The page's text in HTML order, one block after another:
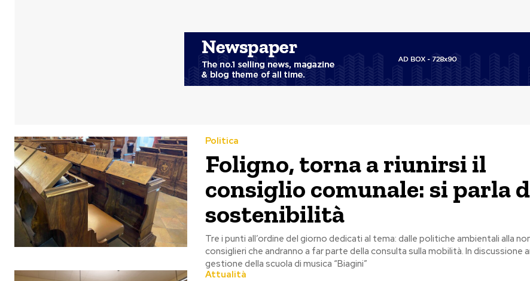
Politica
Foligno, torna a riunirsi il
consiglio comunale: si parla
sostenibilità
Tre i punti all’ordine del giorno dedicati al tema: dalle politiche ambientali alla
consiglieri che andranno a far parte della consulta sulla mobilità. In discussione
gestione della scuola di musica “Biagini”
Attualità